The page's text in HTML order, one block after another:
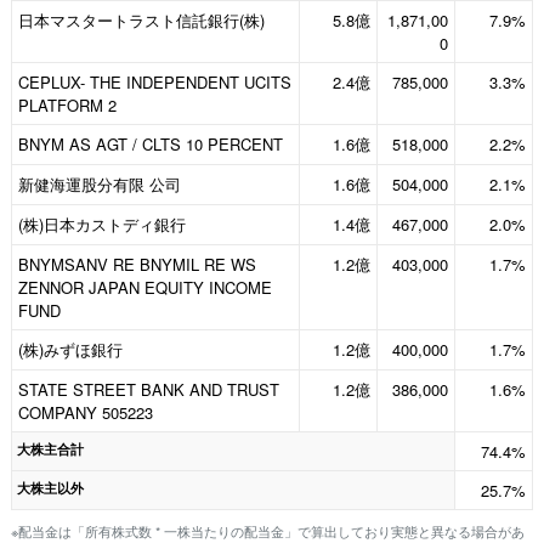
日本マスタートラスト信託銀行(株) 5.8億
1,871,00
0
7.9%
CEPLUX- THE INDEPENDENT UCITS
PLATFORM 2
2.4億 785,000 3.3%
BNYM AS AGT / CLTS 10 PERCENT 1.6億 518,000
2.2%
新健海運股分有限 公司
1.6億 504,000
2.1%
(株)日本カストディ銀行
1.4億 467,000
2.0%
BNYMSANV RE BNYMIL RE WS
ZENNOR JAPAN EQUITY INCOME
FUND
1.2億 403,000 1.7%
(株)みずほ銀行 1.2億 400,000
1.7%
STATE STREET BANK AND TRUST
COMPANY 505223
1.2億 386,000 1.6%
大株主合計 74.4%
大株主以外 25.7%
※配当金は「所有株式数 * 一株当たりの配当金」で算出しており実態と異なる場合があ